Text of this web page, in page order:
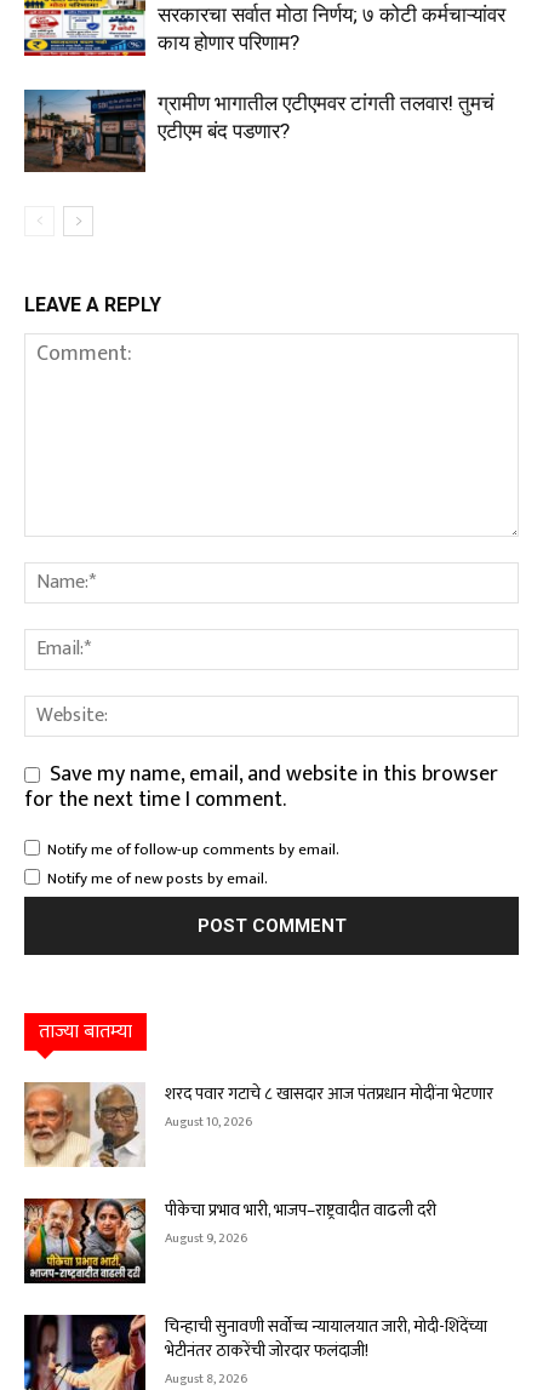
सरकारचा सर्वात मोठा निर्णय; ७ कोटी कर्मचाऱ्यांवर
काय होणार परिणाम?
ग्रामीण भागातील एटीएमवर टांगती तलवार! तुमचं
एटीएम बंद पडणार?
LEAVE A REPLY
Save my name, email, and website in this browser
for the next time I comment.
Notify me of follow-up comments by email.
Notify me of new posts by email.
ताज्या बातम्या
शरद पवार गटाचे ८ खासदार आज पंतप्रधान मोदींना भेटणार
August 10, 2026
पीकेचा प्रभाव भारी, भाजप–राष्ट्रवादीत वाढली दरी
August 9, 2026
चिन्हाची सुनावणी सर्वोच्च न्यायालयात जारी, मोदी-शिंदेंच्या
भेटीनंतर ठाकरेंची जोरदार फलंदाजी!
August 8, 2026